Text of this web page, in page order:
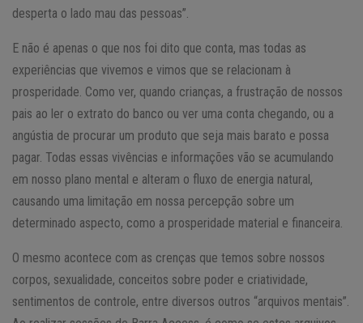
desperta o lado mau das pessoas”.
E não é apenas o que nos foi dito que conta, mas todas as
experiências que vivemos e vimos que se relacionam à
prosperidade. Como ver, quando crianças, a frustração de nossos
pais ao ler o extrato do banco ou ver uma conta chegando, ou a
angústia de procurar um produto que seja mais barato e possa
pagar. Todas essas vivências e informações vão se acumulando
em nosso plano mental e alteram o fluxo de energia natural,
causando uma limitação em nossa percepção sobre um
determinado aspecto, como a prosperidade material e financeira.
O mesmo acontece com as crenças que temos sobre nossos
corpos, sexualidade, conceitos sobre poder e criatividade,
sentimentos de controle, entre diversos outros “arquivos mentais”.